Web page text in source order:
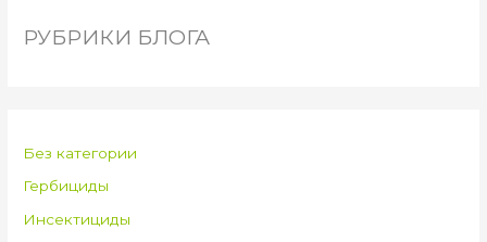
РУБРИКИ БЛОГА
Без категории
Гербициды
Инсектициды